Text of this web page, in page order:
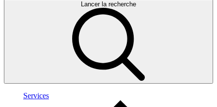
Lancer la recherche
Services